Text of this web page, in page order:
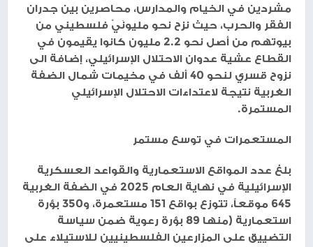
مشردين في الخيام والمدارس، محاصرين بين جدران
الفقر والحرب، حيث نزح نحو مليونَيْ فلسطيني من
بيوتهم من أصل نحو 2.2 مليون كانوا يقيمون في
القطاع عشية عدوان الاحتلال الإسرائيلي، إضافة الى
نزوح قسري لنحو 40 ألف في مخيمات شمال الضفة
الغربية نتيجة لاعتداءات الاحتلال الإسرائيلي
المستمرة.
المستعمرات في توسع مستمر
بلغ عدد المواقع الاستعمارية والقواعد العسكرية
الإسرائيلية في نهاية العام 2025 في الضفة الغربية
645 موقعاً، تتوزع بواقع 151 مستعمرة، و350 بؤرة
استعمارية (منها 89 بؤرة رعوية ضمن سياسة
التضييق على المزارعين الفلسطينيين للاستيلاء على